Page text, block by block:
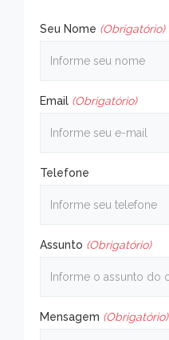
Seu Nome (Obrigatório)
Email (Obrigatório)
Telefone
Assunto (Obrigatório)
Mensagem (Obrigatório)